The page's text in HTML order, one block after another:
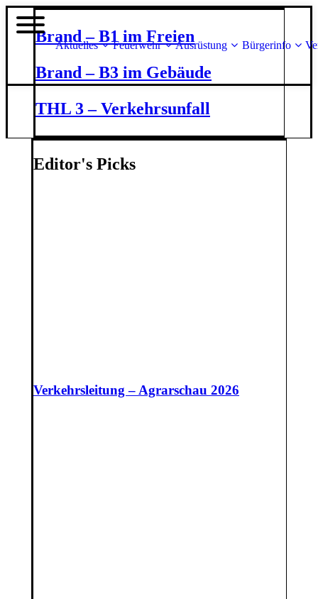
Aktuelles Feuerwehr Ausrüstung Bürgerinfo
Brand – B1 im Freien
Brand – B3 im Gebäude
THL 3 – Verkehrsunfall
Editor's Picks
Verkehrsleitung – Agrarschau 2026